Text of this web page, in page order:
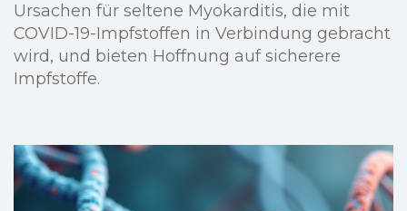
Ursachen für seltene Myokarditis, die mit
COVID-19-Impfstoffen in Verbindung gebracht
wird, und bieten Hoffnung auf sicherere
Impfstoffe.